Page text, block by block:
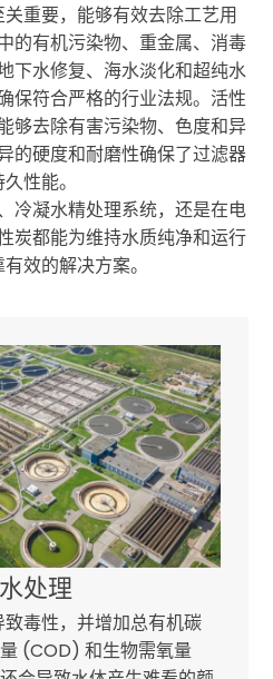
重要，能够有效去除工艺用
的有机污染物、重金属、消毒
下水修复、海水淡化和超纯水
保符合严格的行业法规。活性
够去除有害污染物、色度和异
的硬度和耐磨性确保了过滤器
性能。
冷凝水精处理系统，还是在电
炭都能为维持水质纯净和运行
效的解决方案。
处理
毒性，并增加总有机碳
(COD) 和生物需氧量